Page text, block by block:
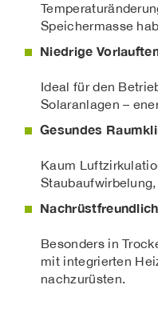
Speichermasse
Niedrige
Ideal für den
Solaranlagen –
Gesundes
Kaum
Nachrüstfreundlich
Besonders in
mit integrierten
nachzurüsten.